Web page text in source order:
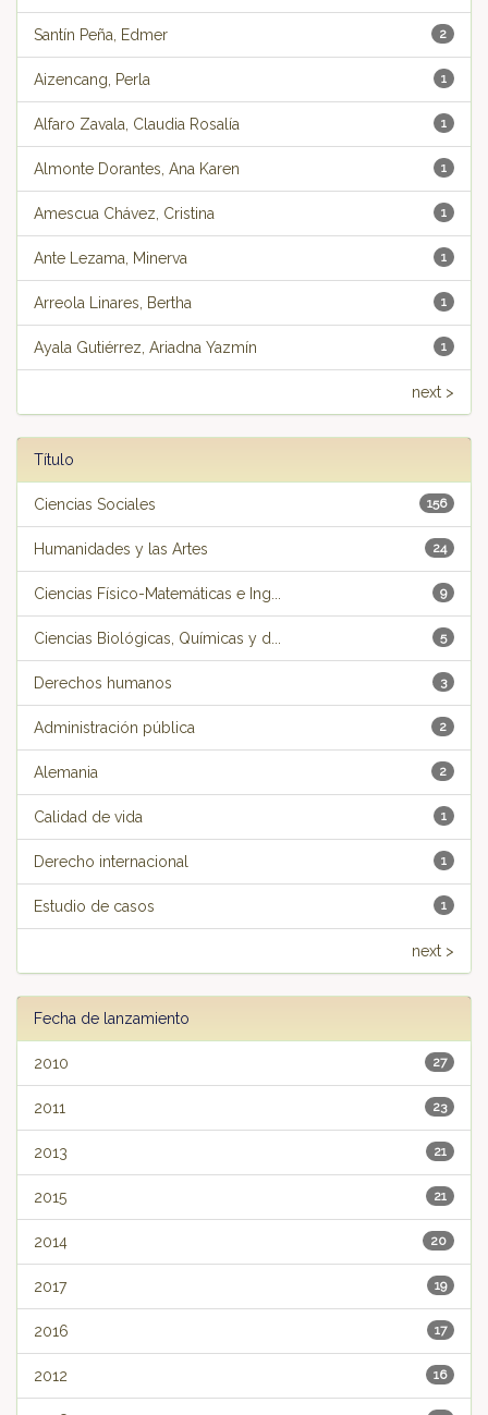
2
Santín Peña, Edmer
1
Aizencang, Perla
1
Alfaro Zavala, Claudia Rosalía
1
Almonte Dorantes, Ana Karen
1
Amescua Chávez, Cristina
1
Ante Lezama, Minerva
1
Arreola Linares, Bertha
1
Ayala Gutiérrez, Ariadna Yazmín
next >
Título
156
Ciencias Sociales
24
Humanidades y las Artes
9
Ciencias Físico-Matemáticas e Ing...
5
Ciencias Biológicas, Químicas y d...
3
Derechos humanos
2
Administración pública
2
Alemania
1
Calidad de vida
1
Derecho internacional
1
Estudio de casos
next >
Fecha de lanzamiento
27
2010
23
2011
21
2013
21
2015
20
2014
19
2017
17
2016
16
2012